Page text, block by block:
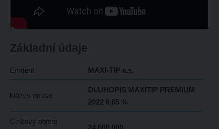
Základní údaje
Emitent MAXI-TIP a.s.
Název emise
DLUHOPIS MAXITIP PREMIUM
2022 6,65 %
Celkový objem
24 000 000